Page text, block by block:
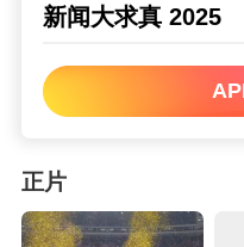
新闻大求真 2025
正片